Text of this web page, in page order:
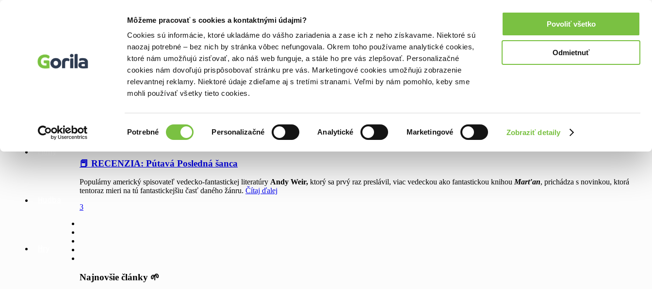
Môžeme pracovať s cookies a kontaktnými údajmi?
Cookies sú informácie, ktoré ukladáme do vášho zariadenia a zase ich z neho získavame. Niektoré sú
naozaj potrebné – bez nich by stránka vôbec nefungovala. Okrem toho používame analytické cookies,
ktoré nám umožňujú zisťovať, ako náš web funguje, a stále ho pre vás zlepšovať. Personalizačné
cookies nám dovoľujú prispôsobovať stránku pre vás. Marketingové cookies umožňujú zobrazenie
relevantnej reklamy. Niektoré údaje zdieľame aj s tretími stranami. Veľmi by nám pomohlo, keby sme
mohli používať všetky tieto cookies.
súhlasu
Potrebné Personalizačné Analytické Marketingové Zobraziť detaily
Povoliť všetko
Odmietnuť
Knihy
Filmy
Hudba
Hry
📕 RECENZIA: Pútavá Posledná šanca
Populárny americký spisovateľ vedecko-fantastickej literatúry Andy Weir, ktorý sa prvý raz preslávil, viac vedeckou ako fantastickou knihou Marťan, prichádza s novinkou, ktorá
tentoraz mieri na tú fantastickejšiu časť daného žánru. Čítaj ďalej
3
Najnovšie články 🌱